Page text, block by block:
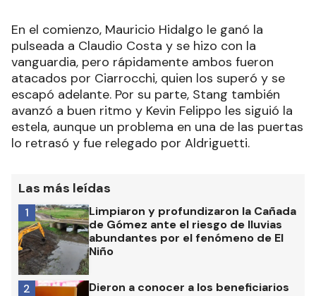
En el comienzo, Mauricio Hidalgo le ganó la
pulseada a Claudio Costa y se hizo con la
vanguardia, pero rápidamente ambos fueron
atacados por Ciarrocchi, quien los superó y se
escapó adelante. Por su parte, Stang también
avanzó a buen ritmo y Kevin Felippo les siguió la
estela, aunque un problema en una de las puertas
lo retrasó y fue relegado por Aldriguetti.
Las más leídas
Limpiaron y profundizaron la Cañada
de Gómez ante el riesgo de lluvias
abundantes por el fenómeno de El
Niño
1
Dieron a conocer a los beneficiarios
2